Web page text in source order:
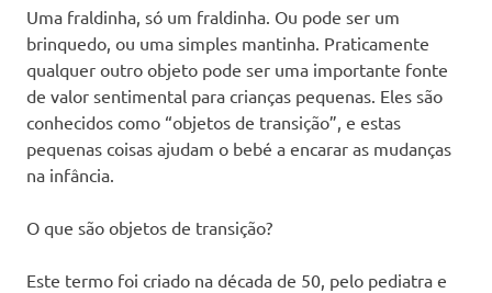
Uma fraldinha, só um fraldinha. Ou pode ser um
brinquedo, ou uma simples mantinha. Praticamente
qualquer outro objeto pode ser uma importante fonte
de valor sentimental para crianças pequenas. Eles são
conhecidos como “objetos de transição”, e estas
pequenas coisas ajudam o bebé a encarar as mudanças
na infância.
O que são objetos de transição?
Este termo foi criado na década de 50, pelo pediatra e